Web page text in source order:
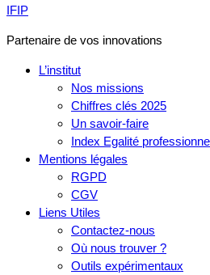
IFIP
Partenaire de vos innovations
L’institut
Nos missions
Chiffres clés 2025
Un savoir-faire
Index Egalité
Mentions légales
RGPD
CGV
Liens Utiles
Contactez-nous
Où nous trouver ?
Outils expérimentaux